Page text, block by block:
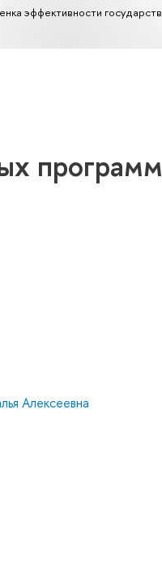
эффективности
программ
Алексеевна